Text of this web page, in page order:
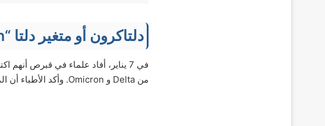
دلتاكرون أو متغير دلتا “Deltacron”
من Delta و Omicron. وأكد الأطباء أن المتغير دلتا مشابه لخصائصه الوراثية مع أوميكرون.